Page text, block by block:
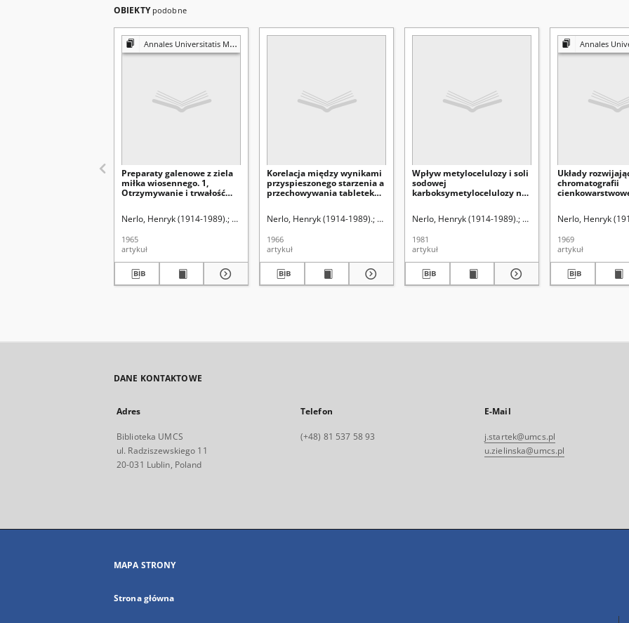
OBIEKTY podobne
Annales Universitatis Mariae Curie-Skłodowska. Sectio D, Medicina
Preparaty galenowe z ziela
miłka wiosennego. 1,
Otrzymywanie i trwałość
Nerlo, Henryk (1914-1989). Wieluńska, Zofia (farmacja). Krwawicz, Tadeusz (1910-1988). Redaktor sekcji
1965
artykuł
Korelacja między wynikami
przyspieszonego starzenia a
przechowywania tabletek
Nerlo, Henryk (1914-1989). Wieluńska, Zofia (farmacja). Wieluńska, Zofia (farmacja).
1966
artykuł
Wpływ metylocelulozy i soli
sodowej
karboksymetylocelulozy na
chlorowodorkiem
Nerlo, Henryk (1914-1989). Wieluńska, Zofia (farmacja).
1981
artykuł
Annales Universitatis Mariae Curie-
Układy
chromatografii
Nerlo, Henryk
1969
artykuł
DANE KONTAKTOWE
Adres
Biblioteka UMCS
ul. Radziszewskiego 11
20-031 Lublin, Poland
Telefon
(+48) 81 537 58 93
E-Mail
j.startek@umcs.pl
u.zielinska@umcs.pl
MAPA STRONY
Strona główna